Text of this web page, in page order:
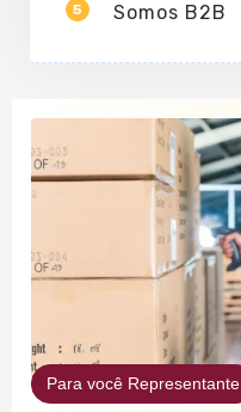
5 Somos B2B
Para você Representante